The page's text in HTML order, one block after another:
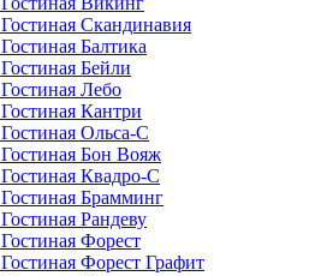
Гостиная Скандинавия
Гостиная Балтика
Гостиная Бейли
Гостиная Лебо
Гостиная Кантри
Гостиная Ольса-С
Гостиная Бон Вояж
Гостиная Квадро-С
Гостиная Брамминг
Гостиная Рандеву
Гостиная Форест
Гостиная Форест Графит